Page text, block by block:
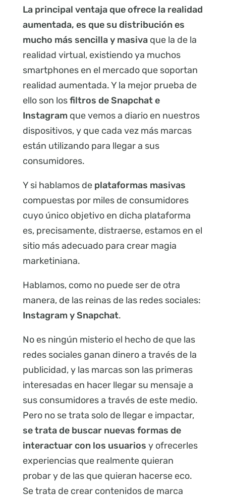
La principal ventaja que ofrece la realidad
aumentada, es que su distribución es
mucho más sencilla y masivaque la de la
realidad virtual, existiendo ya muchos
smartphones en el mercado que soportan
realidad aumentada. Y la mejor prueba de
ello son losfiltros de Snapchat e
Instagramque vemos a diario en nuestros
dispositivos, y que cada vez más marcas
están utilizando para llegar a sus
consumidores.
Y si hablamos deplataformas masivas
compuestas por miles de consumidores
cuyo único objetivo en dicha plataforma
es, precisamente, distraerse, estamos en el
sitio más adecuado para crear magia
marketiniana.
Hablamos, como no puede ser de otra
manera, de las reinas de las redes sociales:
Instagram y Snapchat.
No es ningún misterio el hecho de que las
redes sociales ganan dinero a través de la
publicidad, y las marcas son las primeras
interesadas en hacer llegar su mensaje a
sus consumidores a través de este medio.
Pero no se trata solo de llegar e impactar,
se trata de buscar nuevas formas de
interactuar con los usuarios y ofrecerles
experiencias que realmente quieran
probar y de las que quieran hacerse eco.
Se trata de crear contenidos de marca